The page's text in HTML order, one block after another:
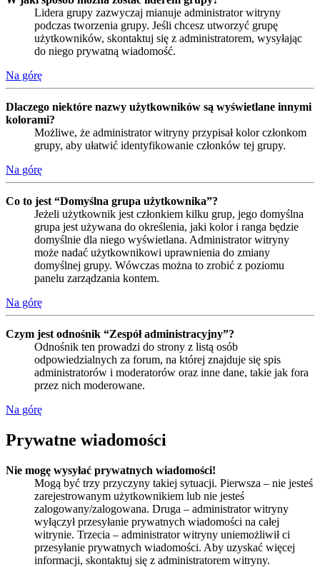
Lidera grupy zazwyczaj mianuje administrator witryny
podczas tworzenia grupy. Jeśli chcesz utworzyć grupę
użytkowników, skontaktuj się z administratorem, wysyłając
do niego prywatną wiadomość.
Na górę
Dlaczego niektóre nazwy użytkowników są wyświetlane innymi
kolorami?
Możliwe, że administrator witryny przypisał kolor członkom
grupy, aby ułatwić identyfikowanie członków tej grupy.
Na górę
Co to jest “Domyślna grupa użytkownika”?
Jeżeli użytkownik jest członkiem kilku grup, jego domyślna
grupa jest używana do określenia, jaki kolor i ranga będzie
domyślnie dla niego wyświetlana. Administrator witryny
może nadać użytkownikowi uprawnienia do zmiany
domyślnej grupy. Wówczas można to zrobić z poziomu
panelu zarządzania kontem.
Na górę
Czym jest odnośnik “Zespół administracyjny”?
Odnośnik ten prowadzi do strony z listą osób
odpowiedzialnych za forum, na której znajduje się spis
administratorów i moderatorów oraz inne dane, takie jak fora
przez nich moderowane.
Na górę
Prywatne wiadomości
Nie mogę wysyłać prywatnych wiadomości!
Mogą być trzy przyczyny takiej sytuacji. Pierwsza – nie jesteś
zarejestrowanym użytkownikiem lub nie jesteś
zalogowany/zalogowana. Druga – administrator witryny
wyłączył przesyłanie prywatnych wiadomości na całej
witrynie. Trzecia – administrator witryny uniemożliwił ci
przesyłanie prywatnych wiadomości. Aby uzyskać więcej
informacji, skontaktuj się z administratorem witryny.